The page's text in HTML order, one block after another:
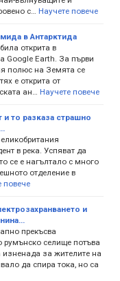
с…
Научете повече
в Антарктида
открита в
Google Earth. За първи
полюс на Земята се
е открита от
ан…
Научете повече
и то разказа страшно
в река. Успяват да
се е нагълтало с много
отделение в
повече
и
прекъсва
румънско селище потъва
за жителите на
да спира тока, но са